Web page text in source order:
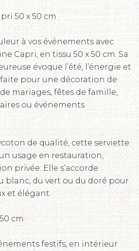
50 x 50 cm
à vos événements avec
Capri, en tissu 50 x 50 cm. Sa
évoque l’été, l’énergie et
pour une décoration de
mariages, fêtes de famille,
ou événements
de qualité, cette serviette
usage en restauration,
privée. Elle s’accorde
blanc, du vert ou du doré pour
et élégant.
cm
festifs, en intérieur